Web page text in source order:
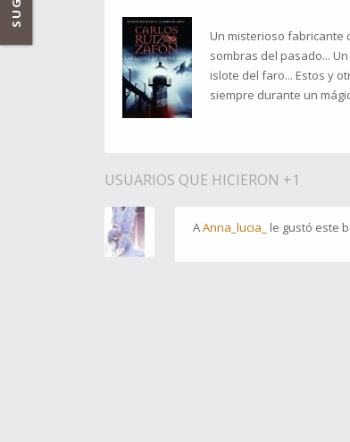
Un misterioso fabricante
sombras del pasado...
islote del faro... Estos y
siempre durante un
USUARIOS QUE HICIERON +1
AAnna_lucia_ le gustó este